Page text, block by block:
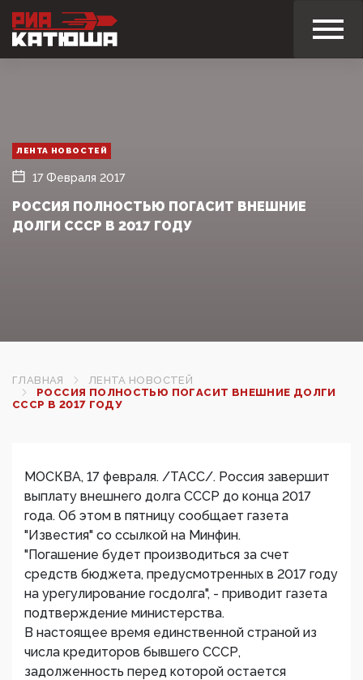
ЛЕНТА НОВОСТЕЙ
17 Февраля 2017
РОССИЯ ПОЛНОСТЬЮ ПОГАСИТ ВНЕШНИЕ
ДОЛГИ СССР В 2017 ГОДУ‍
ГЛАВНАЯ
ЛЕНТА НОВОСТЕЙ
РОССИЯ ПОЛНОСТЬЮ ПОГАСИТ ВНЕШНИЕ ДОЛГИ
СССР В 2017 ГОДУ‍
МОСКВА, 17 февраля. /ТАСС/. Россия завершит
выплату внешнего долга СССР до конца 2017
года. Об этом в пятницу сообщает газета
"Известия" со ссылкой на Минфин.
"Погашение будет производиться за счет
средств бюджета, предусмотренных в 2017 году
на урегулирование госдолга", - приводит газета
подтверждение министерства.
В настоящее время единственной страной из
числа кредиторов бывшего СССР,
задолженность перед которой остается